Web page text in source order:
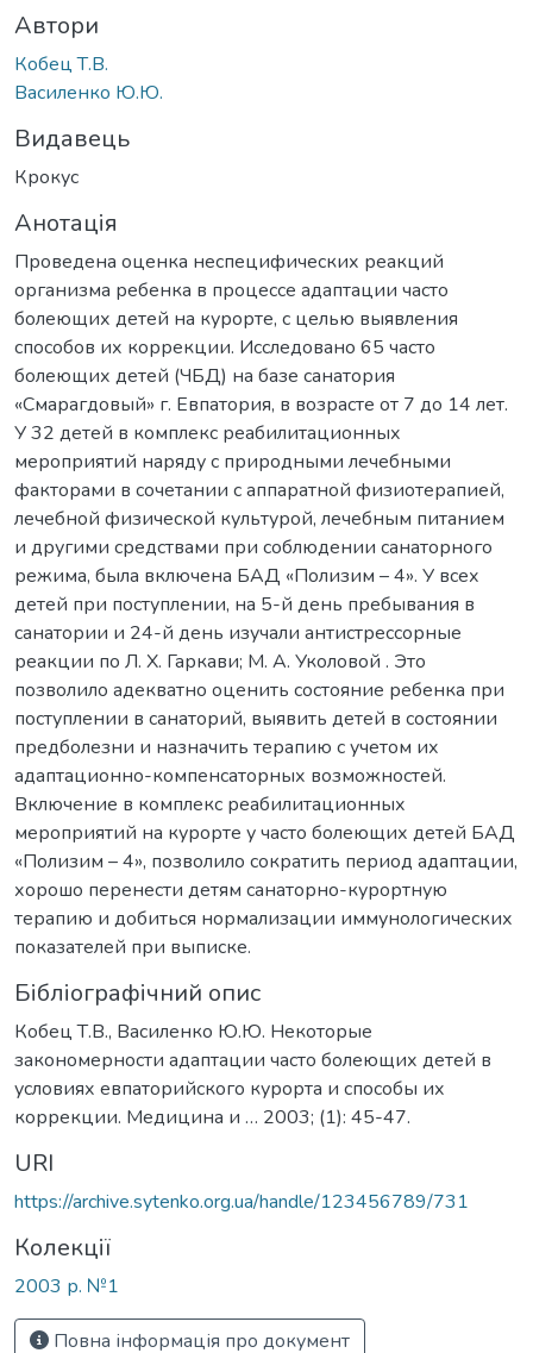
Автори
Кобец Т.В.
Василенко Ю.Ю.
Видавець
Крокус
Анотація
Проведена оценка неспецифических реакций
организма ребенка в процессе адаптации часто
болеющих детей на курорте, с целью выявления
способов их коррекции. Исследовано 65 часто
болеющих детей (ЧБД) на базе санатория
«Смарагдовый» г. Евпатория, в возрасте от 7 до 14 лет.
У 32 детей в комплекс реабилитационных
мероприятий наряду с природными лечебными
факторами в сочетании с аппаратной физиотерапией,
лечебной физической культурой, лечебным питанием
и другими средствами при соблюдении санаторного
режима, была включена БАД «Полизим – 4». У всех
детей при поступлении, на 5-й день пребывания в
санатории и 24-й день изучали антистрессорные
реакции по Л. Х. Гаркави; М. А. Уколовой . Это
позволило адекватно оценить состояние ребенка при
поступлении в санаторий, выявить детей в состоянии
предболезни и назначить терапию с учетом их
адаптационно-компенсаторных возможностей.
Включение в комплекс реабилитационных
мероприятий на курорте у часто болеющих детей БАД
«Полизим – 4», позволило сократить период адаптации,
хорошо перенести детям санаторно-курортную
терапию и добиться нормализации иммунологических
показателей при выписке.
Бібліографічний опис
Кобец Т.В., Василенко Ю.Ю. Некоторые
закономерности адаптации часто болеющих детей в
условиях евпаторийского курорта и способы их
коррекции. Медицина и … 2003; (1): 45-47.
URI
https://archive.sytenko.org.ua/handle/123456789/731
Колекції
2003 р. №1
Повна інформація про документ